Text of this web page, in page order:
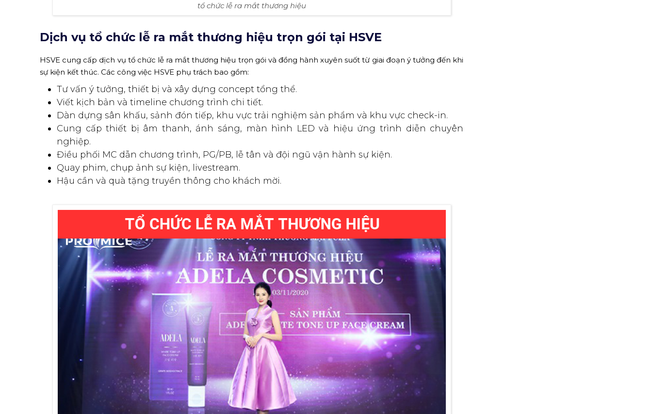
tổ chức lễ ra mắt thương hiệu
Dịch vụ tổ chức lễ ra mắt thương hiệu trọn gói tại HSVE
HSVE cung cấp dịch vụ tổ chức lễ ra mắt thương hiệu trọn gói và đồng hành xuyên suốt từ giai đoạn ý tưởng đến khi
sự kiện kết thúc. Các công việc HSVE phụ trách bao gồm:
Tư vấn ý tưởng, thiết bị và xây dựng concept tổng thể.
Viết kịch bản và timeline chương trình chi tiết.
Dàn dựng sân khấu, sảnh đón tiếp, khu vực trải nghiệm sản phẩm và khu vực check-in.
Cung cấp thiết bị âm thanh, ánh sáng, màn hình LED và hiệu ứng trình diễn chuyên
nghiệp.
Điều phối MC dẫn chương trình, PG/PB, lễ tân và đội ngũ vận hành sự kiện.
Quay phim, chụp ảnh sự kiện, livestream.
Hậu cần và quà tặng truyền thông cho khách mời.